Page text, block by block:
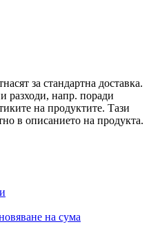
за стандартна доставка.
разходи, напр. поради
на продуктите. Тази
в описанието на продукта.
на сума